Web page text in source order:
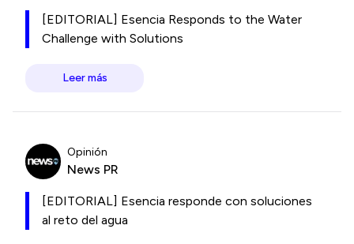
[EDITORIAL] Esencia Responds to the Water
Challenge with Solutions
Leer más
Opinión
News PR
[EDITORIAL] Esencia responde con soluciones
al reto del agua